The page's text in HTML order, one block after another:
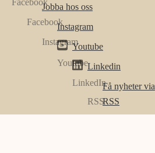
Jobba hos oss
Instagram
Youtube
Linkedin
Få nyheter via
RSS